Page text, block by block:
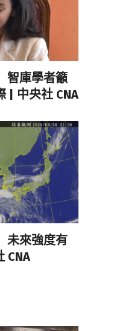
智庫學者籲
| 中央社 CNA
未來強度有
CNA